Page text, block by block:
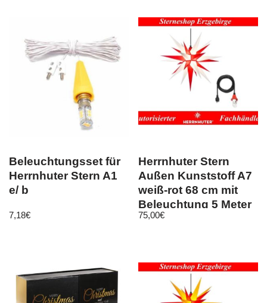
Beleuchtungsset für
Herrnhuter Stern A1
e/ b
7,18€
Herrnhuter Stern
Außen Kunststoff A7
weiß-rot 68 cm mit
Beleuchtung 5 Meter
Kabel LED
75,00€